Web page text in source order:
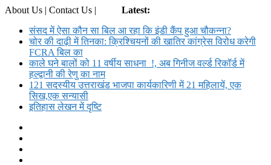
About Us | Contact Us |
Latest:
संसद में ऐसा कौन सा बिल आ रहा कि इंडी कैंप हुआ चौकन्ना?
चोर की दाढ़ी में तिनका: क्रिश्चियनों की खातिर कांग्रेस विरोध करेगी
FCRA बिल का
काले घने बालों को 11 वर्षीय साधना !, अब गिनीज वर्ल्ड रिकॉर्ड में
हल्द्वानी की रेणु का नाम
121 सदस्यीय उत्तराखंड भाजपा कार्यकारिणी में 21 महिलायें, एक
सिख,एक सन्यासी
इतिहास लेखन में दृष्टि